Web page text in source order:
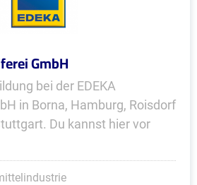
GmbH
bei der EDEKA
in Borna, Hamburg, Roisdorf
Du kannst hier vor